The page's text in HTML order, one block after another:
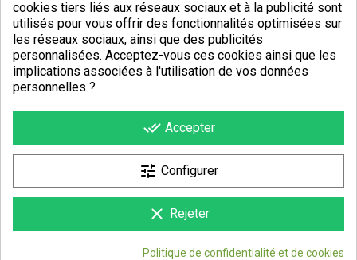
DÉTAILS DU PRODUIT
94925-3154
Cadre
Carbone
cookies tiers liés aux réseaux sociaux et à la publicité sont
utilisés pour vous offrir des fonctionnalités optimisées sur
les réseaux sociaux, ainsi que des publicités
personnalisées. Acceptez-vous ces cookies ainsi que les
implications associées à l'utilisation de vos données
personnelles ?
done_all Accepter
tune Configurer
clear Rejeter
Politique de confidentialité et de cookies